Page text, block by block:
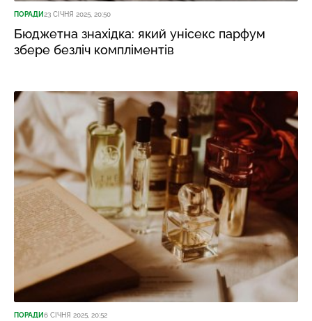
ПОРАДИ23 СІЧНЯ 2025, 20:50
Бюджетна знахідка: який унісекс парфум
збере безліч компліментів
ПОРАДИ6 СІЧНЯ 2025, 20:52